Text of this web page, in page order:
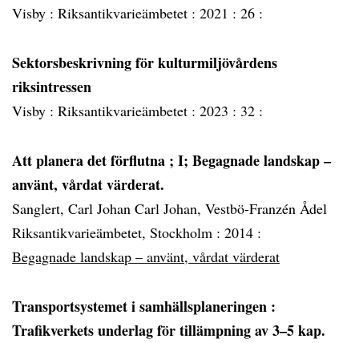
Visby : Riksantikvarieämbetet : 2021 : 26 :
Sektorsbeskrivning för kulturmiljövårdens
riksintressen
Visby : Riksantikvarieämbetet : 2023 : 32 :
Att planera det förflutna ; I; Begagnade landskap –
använt, vårdat värderat.
Sanglert, Carl Johan Carl Johan, Vestbö-Franzén Ådel
Riksantikvarieämbetet, Stockholm : 2014 :
Begagnade landskap – använt, vårdat värderat
Transportsystemet i samhällsplaneringen :
Trafikverkets underlag för tillämpning av 3–5 kap.